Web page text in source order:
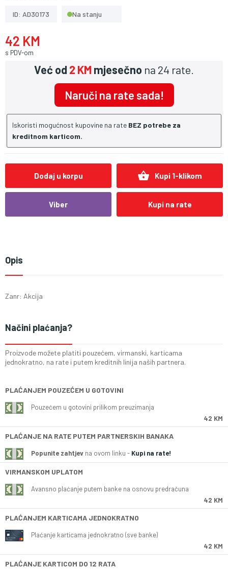
ID: AD30173 Na stanju
42 KM
s PDV-om
Već od2 KM mjesečno na 24 rate.
Naruči na rate sada!
Iskoristi mogućnost kupovine na rate BEZ potrebe za
kreditnom karticom.
Dodaj u korpu shopping_basket Kupi 1-klikom
Viber Kupi na rate
Opis
Zanr: Akcija
Načini plaćanja?
Proizvode možete platiti pouzećem, virmanski, karticama
jednokratno, na rate i putem kreditnih linija naših partnera.
PLAĆANJEM POUZEĆEM U GOTOVINI
Pouzećem u gotovini prilikom preuzimanja
42 KM
PLAĆANJE NA RATE PUTEM PARTNERSKIH BANAKA
Popunite zahtjev na ovom linku - Kupi na rate!
VIRMANSKOM UPLATOM
Avansno plaćanje putem banke na osnovu predračuna
42 KM
PLAĆANJEM KARTICAMA JEDNOKRATNO
Plaćanje karticama jednokratno (sve banke)
42 KM
PLAĆANJE KARTICOM DO 12 RATA